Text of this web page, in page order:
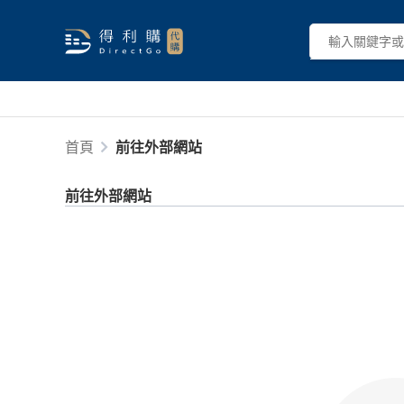
首頁 前往外部網站
前往外部網站